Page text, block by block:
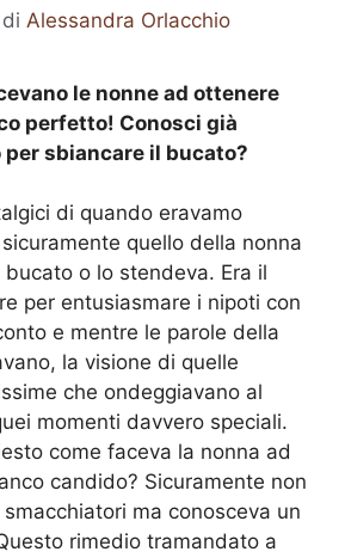
di Alessandra Orlacchio
le nonne ad ottenere
perfetto! Conosci già
per sbiancare il bucato?
di quando eravamo
quello della nonna
o lo stendeva. Era il
per entusiasmare i nipoti con
e mentre le parole della
la visione di quelle
che ondeggiavano al
momenti davvero speciali.
come faceva la nonna ad
candido? Sicuramente non
ma conosceva un
rimedio tramandato a